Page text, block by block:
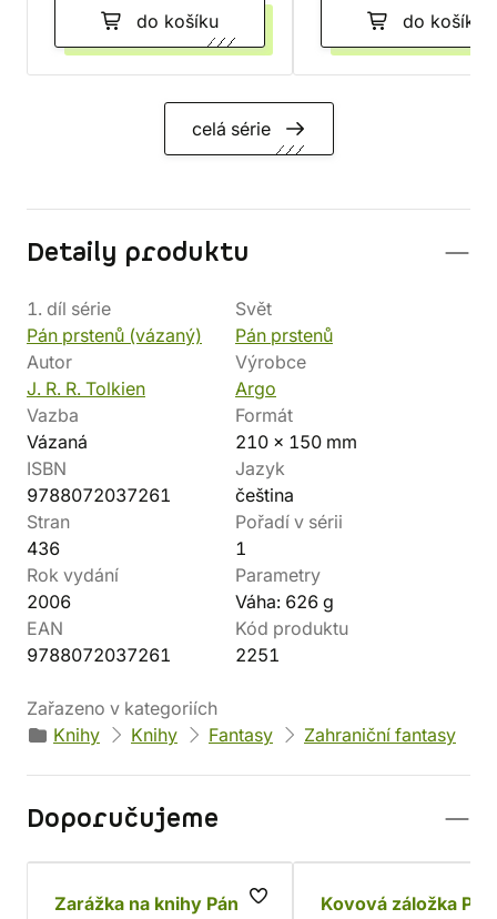
do košíku do košíku
celá série
Detaily produktu
1. díl série
Pán prstenů (vázaný)
Svět
Pán prstenů
Autor
J. R. R. Tolkien
Výrobce
Argo
Vazba
Vázaná
Formát
210 x 150 mm
ISBN
9788072037261
Jazyk
čeština
Stran
436
Pořadí v sérii
1
Rok vydání
2006
Parametry
Váha: 626 g
EAN
9788072037261
Kód produktu
2251
Zařazeno v kategoriích
Knihy
Knihy Fantasy Zahraniční fantasy
Doporučujeme
Zarážka na knihy Pán Kovová záložka Pán